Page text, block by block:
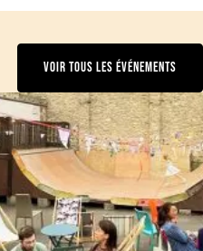
VOIR TOUS LES ÉVÉNEMENTS